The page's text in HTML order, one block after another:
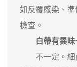
如反覆感染、
檢查。
白帶有異
不一定。細